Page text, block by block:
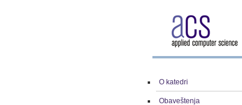
O katedri
Obaveštenja